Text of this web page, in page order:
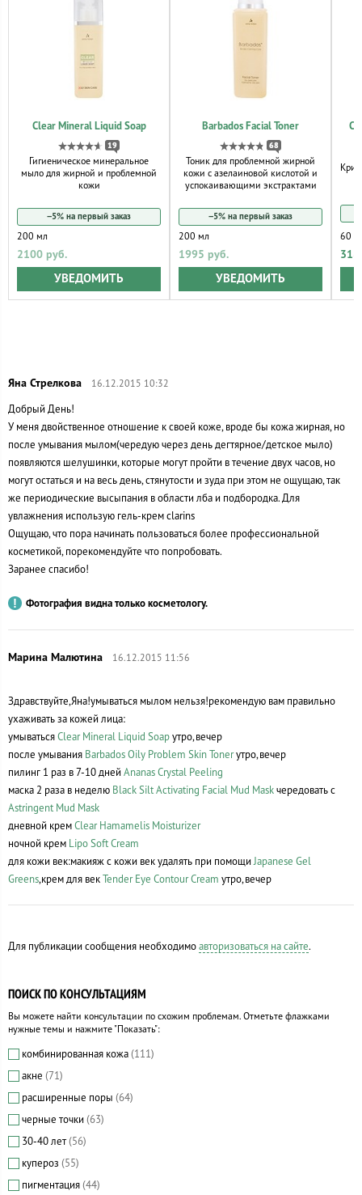
Clear Mineral Liquid Soap
19
Гигиеническое минеральное
мыло для жирной и проблемной
кожи
−5% на первый заказ
200 мл
2100 руб.
УВЕДОМИТЬ
Barbados Facial Toner
68
Тоник для проблемной жирной
кожи с азелаиновой кислотой и
успокаивающими экстрактами
−5% на первый заказ
200 мл
1995 руб.
УВЕДОМИТЬ
60
16.12.2015 10:32
Добрый День!
У меня двойственное отношение к своей коже, вроде бы кожа жирная, но
после умывания мылом(чередую через день дегтярное/детское мыло)
появляются шелушинки, которые могут пройти в течение двух часов, но
могут остаться и на весь день, стянутости и зуда при этом не ощущаю, так
же периодические высыпания в области лба и подбородка. Для
увлажнения использую гель-крем clarins
Ощущаю, что пора начинать пользоваться более профессиональной
косметикой, порекомендуйте что попробовать.
Заранее спасибо!
Фотография видна только косметологу.
16.12.2015 11:56
Здравствуйте,Яна!умываться мылом нельзя!рекомендую вам правильно
ухаживать за кожей лица:
умываться Clear Mineral Liquid Soap утро,вечер
после умывания Barbados Oily Problem Skin Tonerутро,вечер
пилинг 1 раз в 7-10 дней Ananas Crystal Peeling
маска 2 раза в неделю Black Silt Activating Facial Mud Mask чередовать с
Astringent Mud Mask
дневной крем Clear Hamamelis Moisturizer
ночной крем
Lipo Soft Cream
для кожи век:макияж с кожи век удалять при помощи Japanese Gel
Greens,крем для век Tender Eye Contour Cream утро,вечер
Для публикации сообщения необходимо авторизоваться на сайте.
ПОИСК ПО КОНСУЛЬТАЦИЯМ
Вы можете найти консультации по схожим проблемам. Отметьте флажками
нужные темы и нажмите "Показать":
комбинированная кожа (111)
акне (71)
расширенные поры (64)
черные точки (63)
30-40 лет(56)
купероз (55)
пигментация (44)